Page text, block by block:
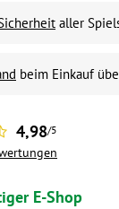
aller
beim Einkauf
4,98/5
E-Shop